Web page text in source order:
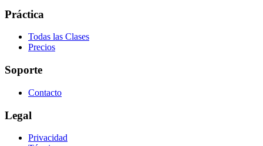
Práctica
Todas las Clases
Precios
Soporte
Contacto
Legal
Privacidad